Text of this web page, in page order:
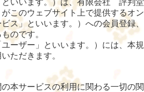
このウェブサイト上で提供するオン
ス」といいます。）への会員登録、
のです。
ーザー」といいます。）には、本規
ただきます。
本サービスの利用に関わる一切の関